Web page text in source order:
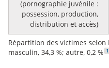
(pornographie juvénile :
possession, production,
distribution et accès)
Répartition des victimes selon
masculin, 34,3 %; autre, 0,2 % 1